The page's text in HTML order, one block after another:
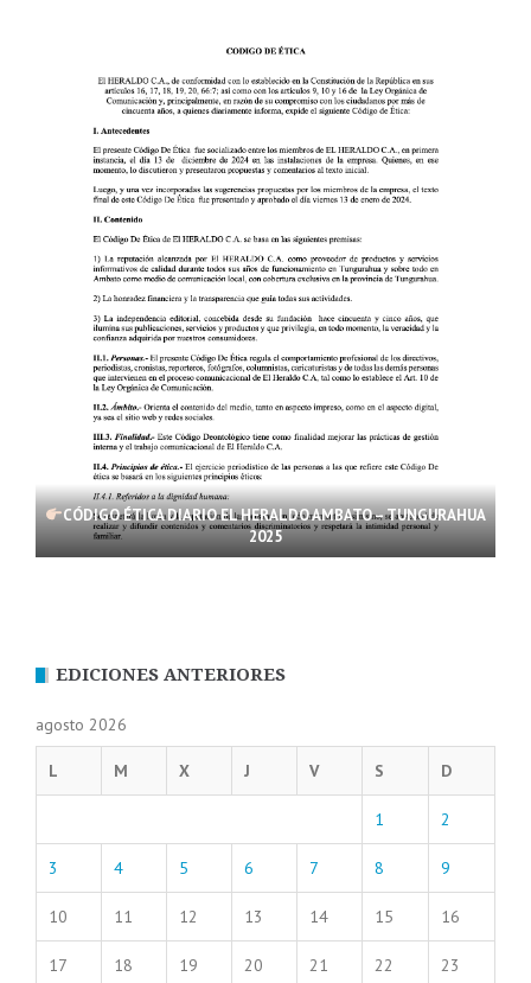
CÓDIGO ÉTICA DIARIO EL HERALDO AMBATO – TUNGURAHUA
2025
EDICIONES ANTERIORES
agosto 2026
L M X J V S D
1 2
3 4 5 6 7 8 9
10 11 12 13 14 15 16
17 18 19 20 21 22 23